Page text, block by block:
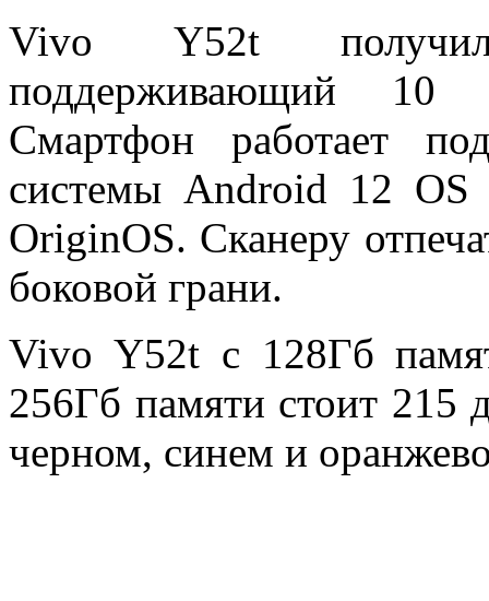
Vivo Y52t
поддерживающий 10
Смартфон работает
системы Android 12 OS
OriginOS. Сканеру
боковой грани.
Vivo Y52t с 128Гб
256Гб памяти стоит 215
черном, синем и